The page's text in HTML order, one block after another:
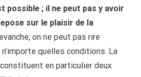
possible ; il ne peut pas y avoir
sur le plaisir de la
on ne peut pas rire
n’importe quelles conditions. La
en particulier deux